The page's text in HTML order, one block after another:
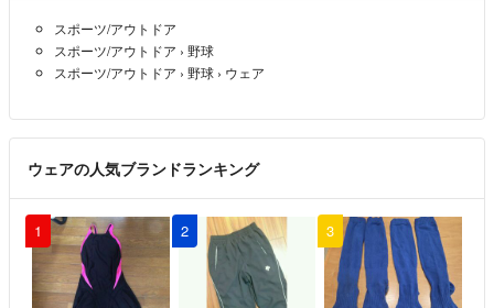
スポーツ/アウトドア
スポーツ/アウトドア › 野球
スポーツ/アウトドア › 野球 › ウェア
ウェアの人気ブランドランキング
1 2 3